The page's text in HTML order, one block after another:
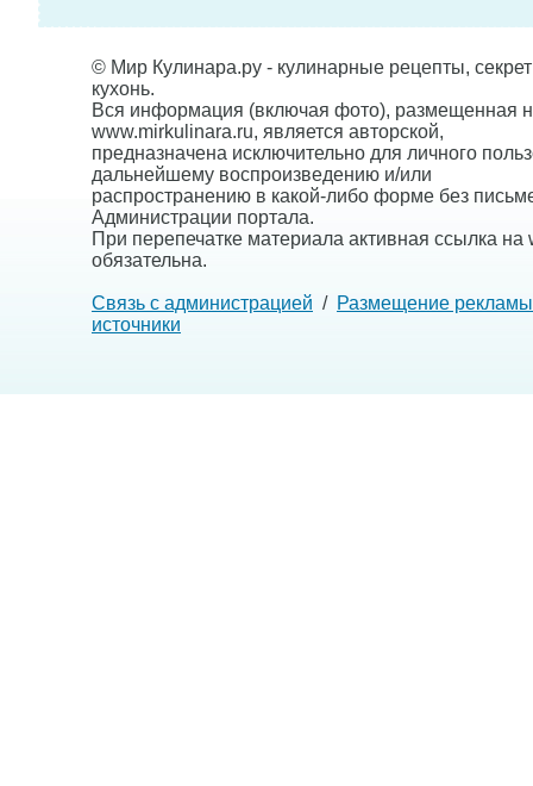
© Мир Кулинара.ру - кулинарные рецепты,
кухонь.
Вся информация (включая фото), размещенная
www.mirkulinara.ru, является авторской,
предназначена исключительно для личного
дальнейшему воспроизведению и/или
распространению в какой-либо форме без
Администрации портала.
При перепечатке материала активная ссылка на
обязательна.
Связь с администрацией / Размещение рекламы
источники